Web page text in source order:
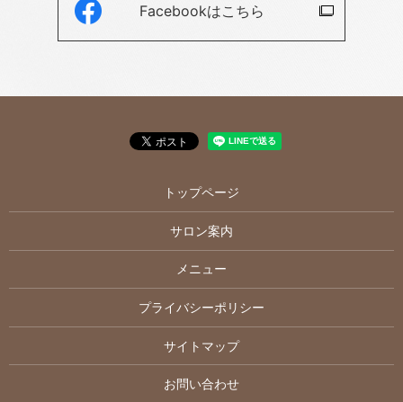
Facebookはこちら
トップページ
サロン案内
メニュー
プライバシーポリシー
サイトマップ
お問い合わせ